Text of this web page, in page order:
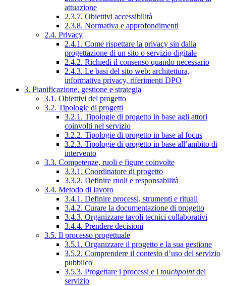
attuazione
2.3.7. Obiettivi accessibilità
2.3.8. Normativa e approfondimenti
2.4. Privacy
2.4.1. Come rispettare la privacy sin dalla
progettazione di un sito o servizio digitale
2.4.2. Richiedi il consenso quando necessario
2.4.3. Le basi del sito web: architettura,
informativa privacy, riferimenti DPO
3. Pianificazione, gestione e strategia
3.1. Obiettivi del progetto
3.2. Tipologie di progetti
3.2.1. Tipologie di progetto in base agli attori
coinvolti nel servizio
3.2.2. Tipologie di progetto in base al focus
3.2.3. Tipologie di progetto in base all’ambito di
intervento
3.3. Competenze, ruoli e figure coinvolte
3.3.1. Coordinatore di progetto
3.3.2. Definire ruoli e responsabilità
3.4. Metodo di lavoro
3.4.1. Definire processi, strumenti e rituali
3.4.2. Curare la documentazione di progetto
3.4.3. Organizzare tavoli tecnici collaborativi
3.4.4. Prendere decisioni
3.5. Il processo progettuale
3.5.1. Organizzare il progetto e la sua gestione
3.5.2. Comprendere il contesto d’uso del servizio
pubblico
3.5.3. Progettare i processi e i touchpointdel
servizio